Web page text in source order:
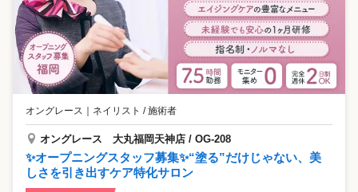
オングレース ネイリスト / 施術者
オングレース 大丸福岡天神店 / OG-208
✨オープニングスタッフ募集✨“塗る”だけじゃない、美
しさを引き出すケア特化サロン